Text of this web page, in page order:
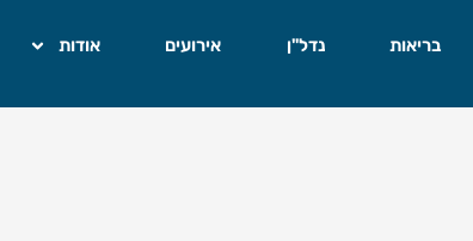
בריאות נדל"ן אירועים אודות